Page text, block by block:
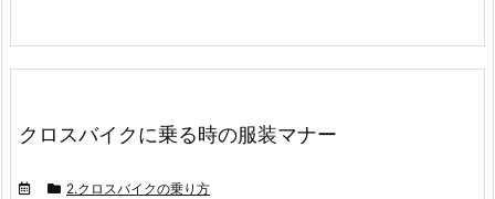
クロスバイクに乗る時の服装マナー
2.クロスバイクの乗り方